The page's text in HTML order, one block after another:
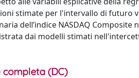
stimate per l'intervallo di futuro
dell’indice NASDAQ Composite
dai modelli stimati
completa (DC)